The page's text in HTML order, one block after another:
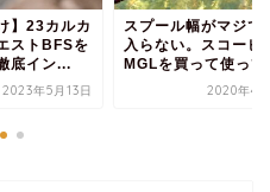
マジで気に
コーピオン
て使ってみ...
2020年4月30日
21ナスキー 使用
レッション／21ア
ラと比較
2021年